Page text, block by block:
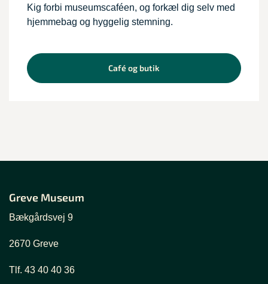
Kig forbi museumscaféen, og forkæl dig selv med
hjemmebag og hyggelig stemning.
Café og butik
Greve Museum
Bækgårdsvej 9
2670 Greve
Tlf. 43 40 40 36